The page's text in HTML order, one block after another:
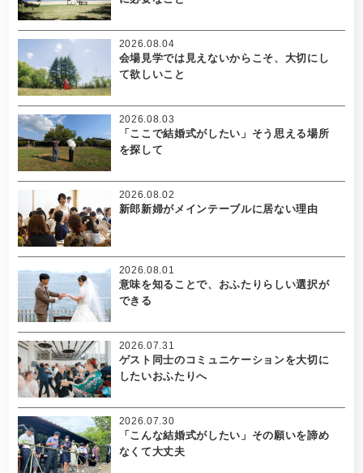
会場見学では見えないからこそ、大切にし
て欲しいこと
2026.08.04
「ここで結婚式がしたい」そう思える場所
を探して
2026.08.03
新郎新婦がメインテーブルに居ない理由
2026.08.02
意味を知ることで、おふたりらしい選択が
できる
2026.08.01
ゲスト同士のコミュニケーションを大切に
したいおふたりへ
2026.07.31
「こんな結婚式がしたい」その願いを諦め
なくて大丈夫
2026.07.30